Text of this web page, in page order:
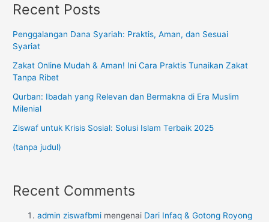
Recent Posts
Penggalangan Dana Syariah: Praktis, Aman, dan Sesuai
Syariat
Zakat Online Mudah & Aman! Ini Cara Praktis Tunaikan Zakat
Tanpa Ribet
Qurban: Ibadah yang Relevan dan Bermakna di Era Muslim
Milenial
Ziswaf untuk Krisis Sosial: Solusi Islam Terbaik 2025
(tanpa judul)
Recent Comments
admin ziswafbmi mengenai Dari Infaq & Gotong Royong